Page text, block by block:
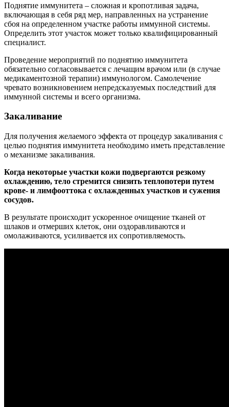
Поднятие иммунитета – сложная и кропотливая задача,
включающая в себя ряд мер, направленных на устранение
сбоя на определенном участке работы иммунной системы.
Определить этот участок может только квалифицированный
специалист.
Проведение мероприятий по поднятию иммунитета
обязательно согласовывается с лечащим врачом или (в случае
медикаментозной терапии) иммунологом. Самолечение
чревато возникновением непредсказуемых последствий для
иммунной системы и всего организма.
Закаливание
Для получения желаемого эффекта от процедур закаливания с
целью поднятия иммунитета необходимо иметь представление
о механизме закаливания.
Когда некоторые участки кожи подвергаются резкому
охлаждению, тело стремится снизить теплопотери путем
крове- и лимфооттока с охлажденных участков и сужения
сосудов.
В результате происходит ускоренное очищение тканей от
шлаков и отмерших клеток, они оздоравливаются и
омолаживаются, усиливается их сопротивляемость.